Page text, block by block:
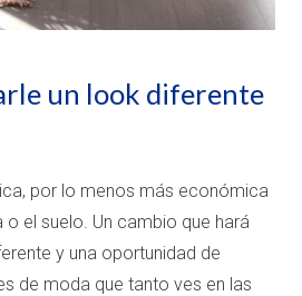
un look diferente
por lo menos más económica
el suelo. Un cambio que hará
y una oportunidad de
de moda que tanto ves en las